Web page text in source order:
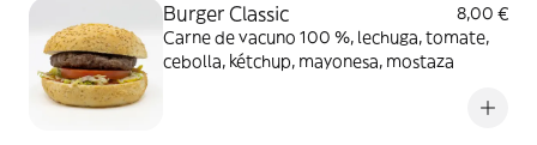
Burger Classic
8,00 €
Carne de vacuno 100 %, lechuga, tomate,
cebolla, kétchup, mayonesa, mostaza